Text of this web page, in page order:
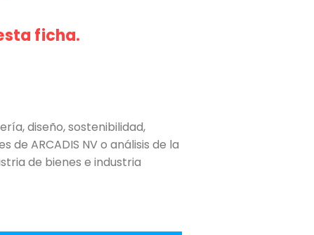
ficha.
diseño, sostenibilidad,
ARCADIS NV o análisis de la
de bienes e industria